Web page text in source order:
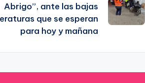
Abrigo”, ante las bajas
que se esperan
para hoy y mañana